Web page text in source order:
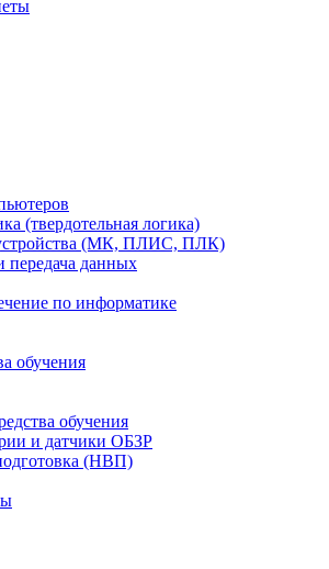
(твердотельная логика)
(МК, ПЛИС, ПЛК)
передача данных
по информатике
обучения
обучения
и датчики ОБЗР
(НВП)